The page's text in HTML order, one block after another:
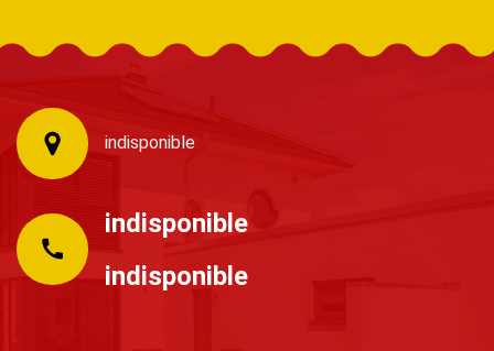
indisponible
indisponible
indisponible